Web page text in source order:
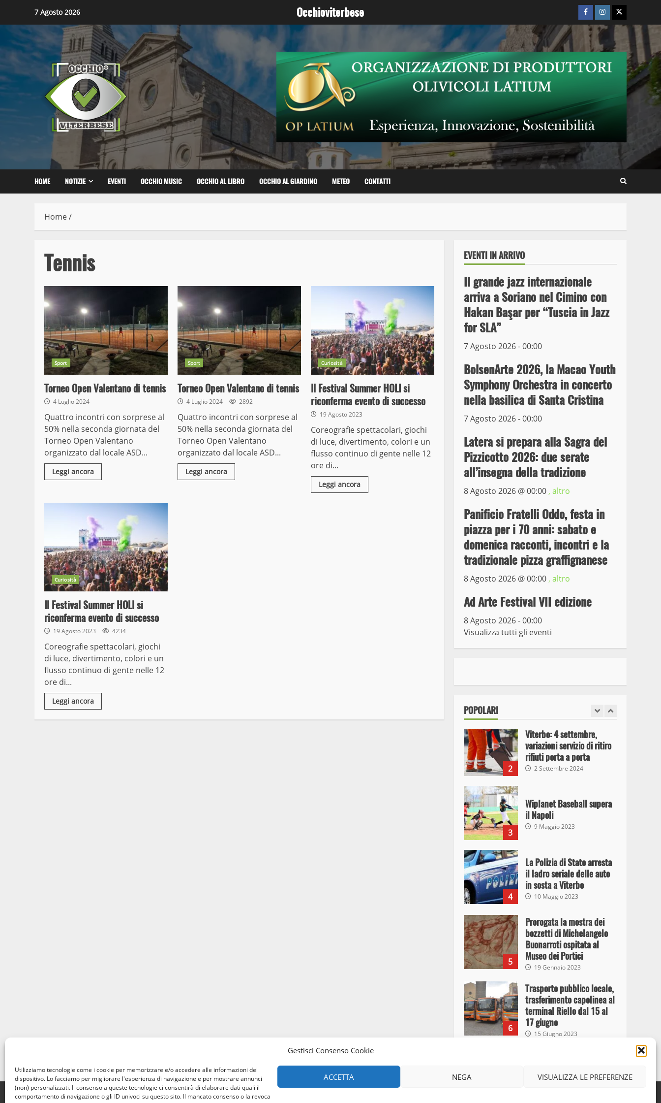
Gestisci Consenso Cookie
Utilizziamo tecnologie come i cookie per memorizzare e/o accedere alle informazioni del
dispositivo. Lo facciamo per migliorare l'esperienza di navigazione e per mostrare annunci
(non) personalizzati. Il consenso a queste tecnologie ci consentirà di elaborare dati quali il
comportamento di navigazione o gli ID univoci su questo sito. Il mancato consenso o la revoca
ACCETTA NEGA VISUALIZZA LE PREFERENZE
content
7 Agosto 2026 Occhioviterbese Facebook
Instagram
Twitter
HOME NOTIZIE EVENTI OCCHIO MUSIC OCCHIO AL LIBRO OCCHIO AL GIARDINO METEO CONTATTI
Home/
Tennis
Sport
Torneo Open Valentano di tennis
4 Luglio 2024
Quattro incontri con sorprese al
50% nella seconda giornata del
Torneo Open Valentano
organizzato dal locale ASD...
Leggi ancora
Sport
Torneo Open Valentano di tennis
4 Luglio 2024 2892
Quattro incontri con sorprese al
50% nella seconda giornata del
Torneo Open Valentano
organizzato dal locale ASD...
Leggi ancora
Curiosità
Il Festival Summer HOLI si
riconferma evento di successo
19 Agosto 2023
Coreografie spettacolari, giochi
di luce, divertimento, colori e un
flusso continuo di gente nelle 12
ore di...
Leggi ancora
Curiosità
Il Festival Summer HOLI si
riconferma evento di successo
19 Agosto 2023 4234
Coreografie spettacolari, giochi
di luce, divertimento, colori e un
flusso continuo di gente nelle 12
ore di...
Leggi ancora
EVENTI IN ARRIVO
Il grande jazz internazionale
arriva a Soriano nel Cimino con
Hakan Başar per “Tuscia in Jazz
for SLA”
7 Agosto 2026 - 00:00
BolsenArte 2026, la Macao Youth
Symphony Orchestra in concerto
nella basilica di Santa Cristina
7 Agosto 2026 - 00:00
Latera si prepara alla Sagra del
Pizzicotto 2026: due serate
all’insegna della tradizione
8 Agosto 2026 @00:00 , altro
Panificio Fratelli Oddo, festa in
piazza per i 70 anni: sabato e
domenica racconti, incontri e la
tradizionale pizza graffignanese
8 Agosto 2026 @00:00 , altro
Ad Arte Festival VII edizione
8 Agosto 2026 - 00:00
Visualizza tutti gli eventi
POPOLARI
3
Wiplanet Baseball supera
9 Maggio 2023
4
La Polizia di Stato arresta
il ladro seriale delle auto
10 Maggio 2023
Prorogata la mostra dei
bozzetti di Michelangelo
Buonarroti ospitata al
19 Gennaio 2023
Trasporto pubblico locale,
trasferimento capolinea al
terminal Riello dal 15 al
17 giugno
15 Giugno 2023
7
Giochi Sportivi
Studenteschi di Atletica a
Viterbo
10 Maggio 2023
fini di spaccio di sostanze
2
Viterbo: 4 settembre,
variazioni servizio di ritiro
rifiuti porta a porta
2 Settembre 2024
3
Wiplanet Baseball supera
il Napoli
9 Maggio 2023
4
La Polizia di Stato arresta
il ladro seriale delle auto
in sosta a Viterbo
10 Maggio 2023
5
Prorogata la mostra dei
bozzetti di Michelangelo
Buonarroti ospitata al
Museo dei Portici
19 Gennaio 2023
6
Trasporto pubblico locale,
trasferimento capolinea al
terminal Riello dal 15 al
17 giugno
15 Giugno 2023
Viterbo
Home Privacy Policy Cookie Policy Contatti